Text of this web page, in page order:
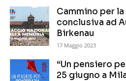
Cammino per
conclusiva ad
Birkenau
17 Maggio 2023
“Un pensiero
25 giugno a